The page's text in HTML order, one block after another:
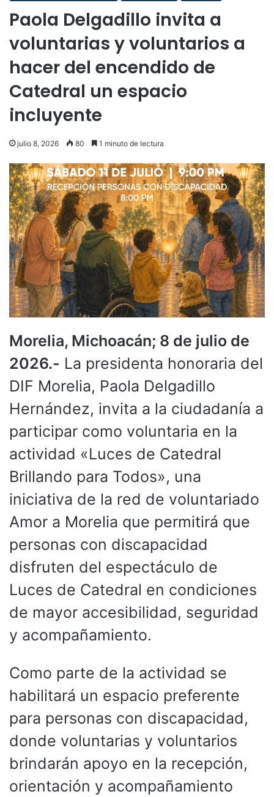
Paola Delgadillo invita a
voluntarias y voluntarios a
hacer del encendido de
Catedral un espacio
incluyente
julio 8, 2026 80 1 minuto de lectura
Morelia, Michoacán; 8 de julio de
2026.- La presidenta honoraria del
DIF Morelia, Paola Delgadillo
Hernández, invita a la ciudadanía a
participar como voluntaria en la
actividad «Luces de Catedral
Brillando para Todos», una
iniciativa de la red de voluntariado
Amor a Morelia que permitirá que
personas con discapacidad
disfruten del espectáculo de
Luces de Catedral en condiciones
de mayor accesibilidad, seguridad
y acompañamiento.
Como parte de la actividad se
habilitará un espacio preferente
para personas con discapacidad,
donde voluntarias y voluntarios
brindarán apoyo en la recepción,
orientación y acompañamiento